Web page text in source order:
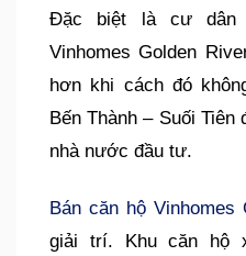
Đặc biệt là cư dân
Vinhomes Golden
hơn khi cách đó
Bến Thành – Suối
nhà nước đầu tư.
Bán căn hộ Vinhomes
giải trí. Khu căn hộ